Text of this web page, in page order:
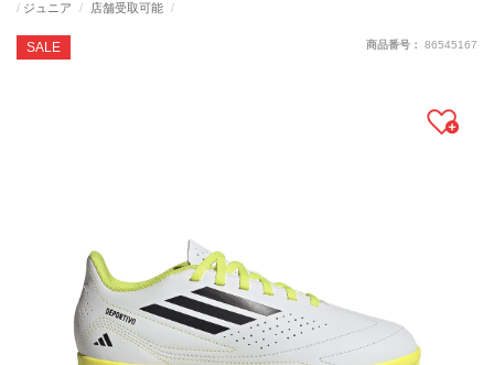
SALE
ジュニア 店舗受取可能
商品番号： 86545167